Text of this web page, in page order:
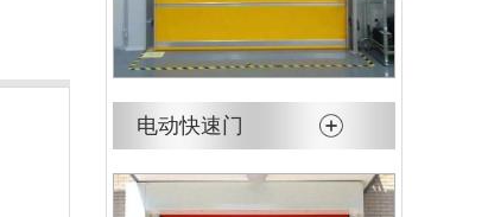
电动快速门